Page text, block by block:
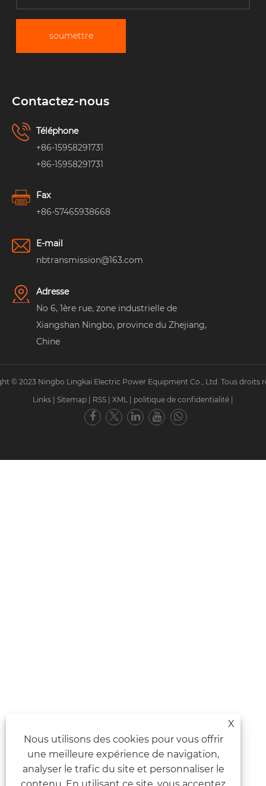
soumettre
Contactez-nous
Téléphone
+86-15958291731
+86-15958291731
Fax
+86-57465938668
E-mail
nbtransmission@163.com
Adresse
No 6, 1ère rue, zone industrielle de
Xiangshan Ningbo, province du Zhejiang,
Chine
© 2023 Ningbo Lingkai Electric Power Equipment Co., Ltd. Tous droits
Links
Sitemap RSS XML politique de confidentialité
X
Nous utilisons des cookies pour vous offrir
une meilleure expérience de navigation,
analyser le trafic du site et personnaliser le